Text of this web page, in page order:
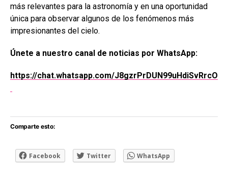
más relevantes para la astronomía y en una oportunidad
única para observar algunos de los fenómenos más
impresionantes del cielo.
Únete a nuestro canal de noticias por WhatsApp:
https://chat.whatsapp.com/J8gzrPrDUN99uHdiSvRrcO
Comparte esto:
Facebook Twitter WhatsApp